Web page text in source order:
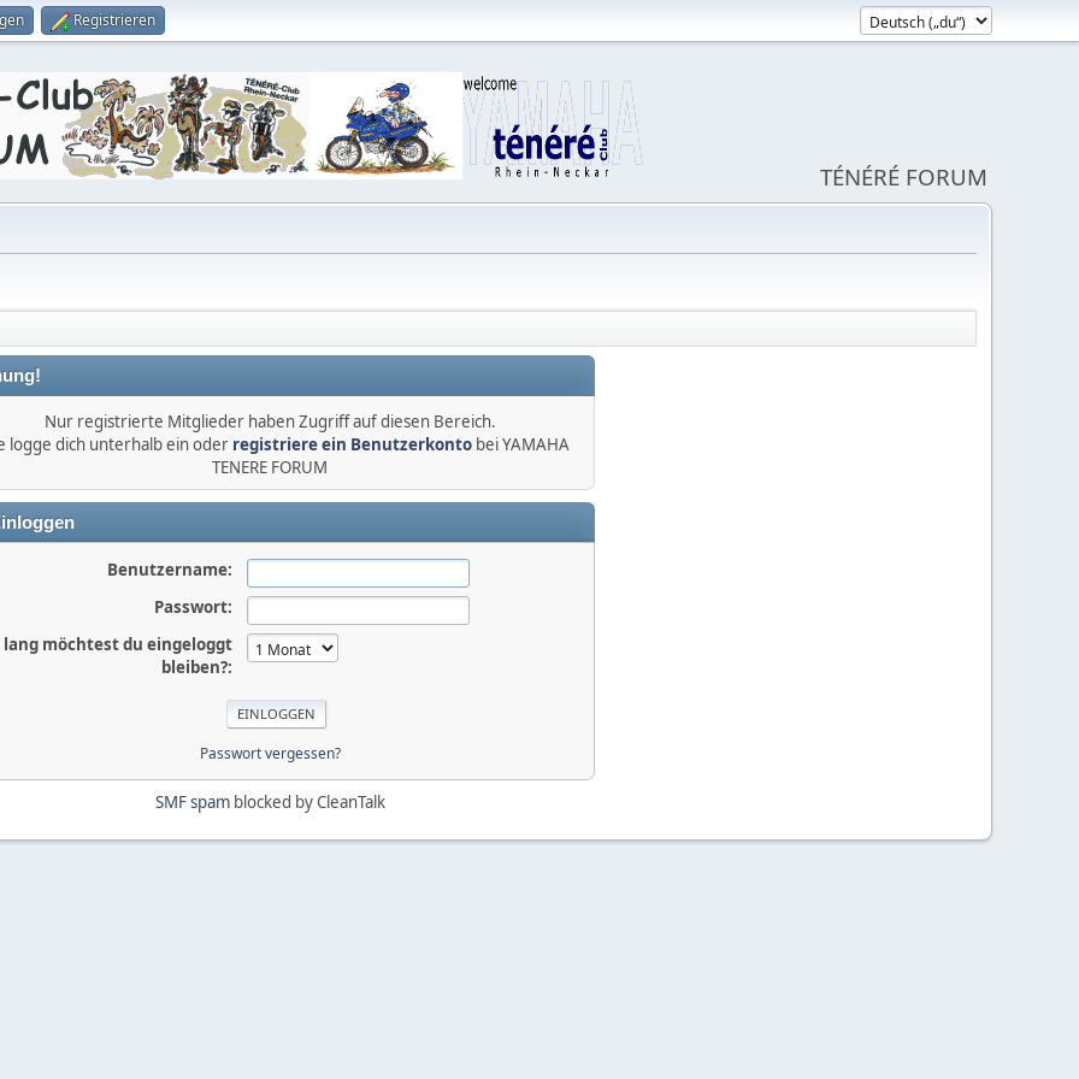
Registrieren
TÉNÉRÉ FORUM
Nur registrierte Mitglieder haben Zugriff auf diesen Bereich.
logge dich unterhalb ein oder registriere ein Benutzerkonto bei YAMAHA
TENERE FORUM
Benutzername:
Passwort:
lang möchtest du eingeloggt
bleiben?:
Passwort vergessen?
SMF spamblocked by CleanTalk